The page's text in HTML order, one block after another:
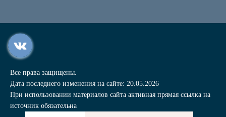
Все права защищены.
Дата последнего изменения на сайте: 20.05.2026
При использовании материалов сайта активная прямая ссылка на
источник обязательна